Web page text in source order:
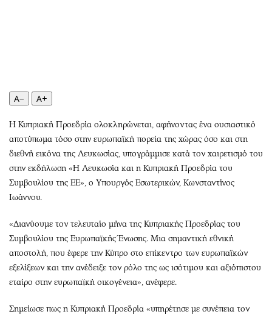
Σινεμά
Θέατρο-Χορός
Μουσική
Εικαστικά
Βιβλίο
Χειρόγραφα
Uncut
Προσφορές
Προσωπικότητες στην ''Κ''
Επιστολές
A− A+
Η Κυπριακή Προεδρία ολοκληρώνεται, αφήνοντας ένα ουσιαστικό
αποτύπωμα τόσο στην ευρωπαϊκή πορεία της χώρας όσο και στη
διεθνή εικόνα της Λευκωσίας, υπογράμμισε κατά τον χαιρετισμό του
στην εκδήλωση «Η Λευκωσία και η Κυπριακή Προεδρία του
Συμβουλίου της ΕΕ», ο Υπουργός Εσωτερικών, Κωνσταντίνος
Ιωάννου.
«Διανύουμε τον τελευταίο μήνα της Κυπριακής Προεδρίας του
Συμβουλίου της Ευρωπαϊκής Ένωσης. Μια σημαντική εθνική
αποστολή, που έφερε την Κύπρο στο επίκεντρο των ευρωπαϊκών
εξελίξεων και την ανέδειξε τον ρόλο της ως ισότιμου και αξιόπιστου
εταίρο στην ευρωπαϊκή οικογένεια», ανέφερε.
Σημείωσε πως η Κυπριακή Προεδρία «υπηρέτησε με συνέπεια τον